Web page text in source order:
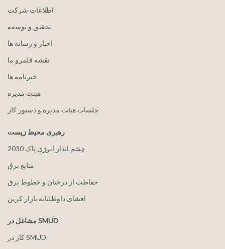
اطلاعات شرکت
تحقیق و توسعه
اخبار و رسانه ها
نقشه قلمرو ما
خبرنامه ها
هيئت مدیره
جلسات هیئت مدیره و دستور کار
رهبری محیط زیست
2030 چشم انداز انرژی پاک
منابع برق
حفاظت از درختان و خطوط برق
افشای داوطلبانه بازار کربن
مشاغل در SMUD
کار در SMUD